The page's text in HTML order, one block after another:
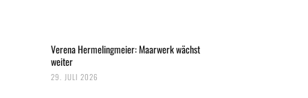
Verena Hermelingmeier: Maarwerk wächst
weiter
29. JULI 2026